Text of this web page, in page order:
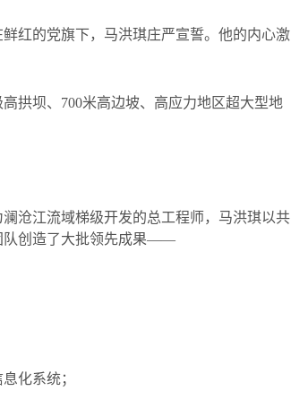
红的党旗下，马洪琪庄严宣誓。他的内心激
拱坝、 700米高边坡、高应力地区超大型地
沧江流域梯级开发的总工程师，马洪琪以共
队创造了大批领先成果——
化系统；